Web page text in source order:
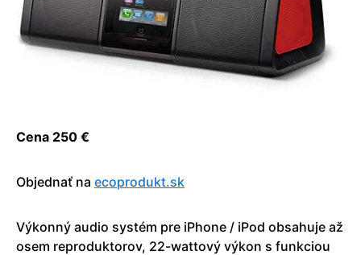
Cena 250 €
Objednať na ecoprodukt.sk
Výkonný audio systém pre iPhone / iPod obsahuje až
osem reproduktorov, 22-wattový výkon s funkciou